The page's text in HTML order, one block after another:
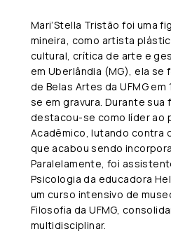
Mari’Stella Tristão foi uma
mineira, como artista
cultural, crítica de arte e
em Uberlândia (MG), ela se
de Belas Artes da UFMG
se em gravura. Durante sua
destacou-se como líder ao
Acadêmico, lutando contra
que acabou sendo
Paralelamente, foi
Psicologia da educadora
um curso intensivo de
Filosofia da UFMG,
multidisciplinar.